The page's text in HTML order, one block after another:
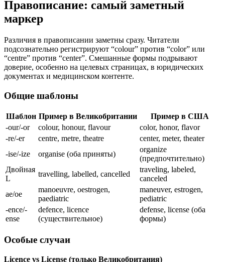
Правописание: самый заметный
маркер
Различия в правописании заметны сразу. Читатели
подсознательно регистрируют “colour” против “color” или
“centre” против “center”. Смешанные формы подрывают
доверие, особенно на целевых страницах, в юридических
документах и медицинском контенте.
Общие шаблоны
Шаблон Пример в Великобритании
Пример в США
-our/-or
colour, honour, flavour
color, honor, flavor
-re/-er
centre, metre, theatre
center, meter, theater
-ise/-ize
organise (оба приняты)
organize
(предпочтительно)
Двойная
L
travelling, labelled, cancelled
traveling, labeled,
canceled
ae/oe
manoeuvre, oestrogen,
paediatric
maneuver, estrogen,
pediatric
-ence/-
ense
defence, licence
(существительное)
defense, license (оба
формы)
Особые случаи
Licence vs License (только Великобритания)